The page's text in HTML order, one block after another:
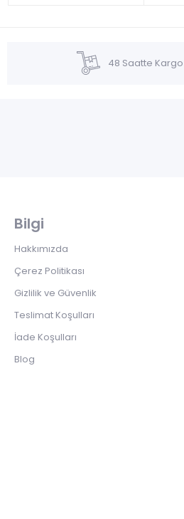
48 Saatte Kargo
Bilgi
Hakkımızda
Çerez Politikası
Gizlilik ve Güvenlik
Teslimat Koşulları
İade Koşulları
Blog